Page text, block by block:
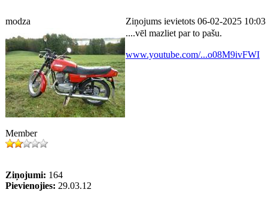
modza Ziņojums ievietots 06-02-2025 10:03
Member
Ziņojumi: 164
Pievienojies: 29.03.12
....vēl mazliet par to pašu.
www.youtube.com/...o08M9ivFWI